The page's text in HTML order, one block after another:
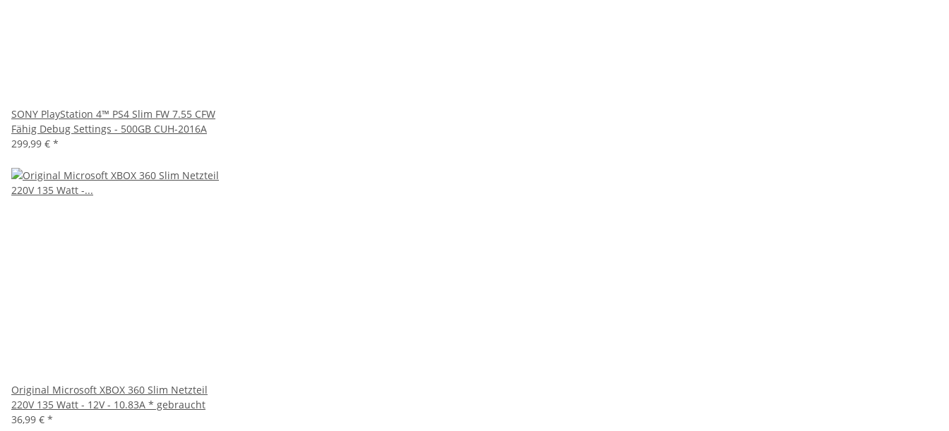
SONY PlayStation 4™ PS4 Slim FW 7.55 CFW
Fähig Debug Settings - 500GB CUH-2016A
299,99 € *
Original Microsoft XBOX 360 Slim Netzteil
220V 135 Watt - 12V - 10.83A * gebraucht
36,99 € *